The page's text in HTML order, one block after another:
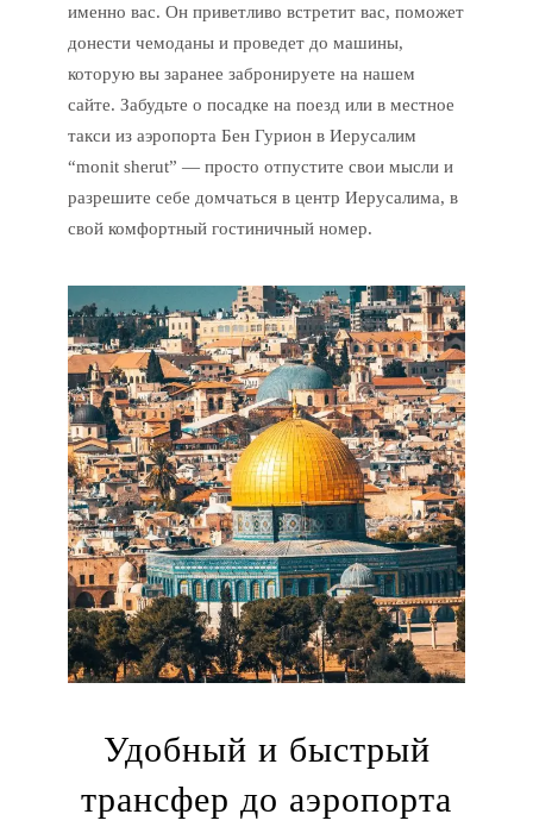
именно вас. Он приветливо встретит вас, поможет
донести чемоданы и проведет до машины,
которую вы заранее забронируете на нашем
сайте. Забудьте о посадке на поезд или в местное
такси из аэропорта Бен Гурион в Иерусалим
“monit sherut” — просто отпустите свои мысли и
разрешите себе домчаться в центр Иерусалима, в
свой комфортный гостиничный номер.
Удобный и быстрый
трансфер до аэропорта